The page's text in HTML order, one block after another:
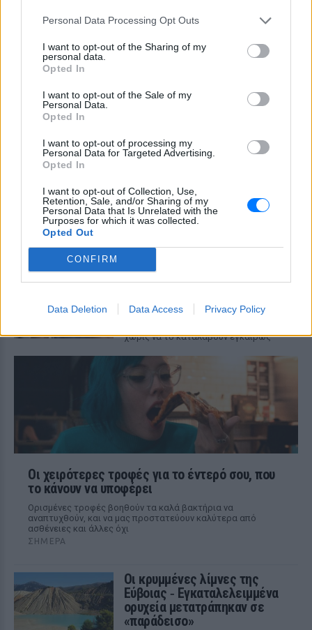
Personal Data Processing Opt Outs
I want to opt-out of the Sharing of my
personal data.
Opted In
I want to opt-out of the Sale of my
Personal Data.
Opted In
I want to opt-out of processing my
Personal Data for Targeted Advertising.
Opted In
I want to opt-out of Collection, Use,
Retention, Sale, and/or Sharing of my
Personal Data that Is Unrelated with the
Purposes for which it was collected.
Opted Out
CONFIRM
Data Deletion Data Access Privacy Policy
ΣΤΗΝ ΙΔΙΑ ΚΑΤΗΓΟΡΙΑ
Ελληνικό γιαούρτι: Μία
κουταλιά και τα scrambled
ΣΉΜΕΡΑ
Η νέα σχέση δεν έχει
Theron το επιβεβαιώνει
ΣΉΜΕΡΑ
«Δεν νομίζω ότι μπορώ να ξαναζήσω με
θυρεοειδής; Τα σημάδια που
ΣΉΜΕΡΑ
χωρίς να το καταλάβουν εγκαίρως
Οι χειρότερες τροφές για το έντερό σου, που
το κάνουν να υποφέρει
Ορισμένες τροφές βοηθούν τα καλά βακτήρια να
αναπτυχθούν, και να μας προστατεύουν καλύτερα από
ασθένειες και άλλες όχι
ΣΉΜΕΡΑ
Οι κρυμμένες λίμνες της
Εύβοιας ‑ Εγκαταλελειμμένα
ορυχεία μετατράπηκαν σε
«παράδεισο»